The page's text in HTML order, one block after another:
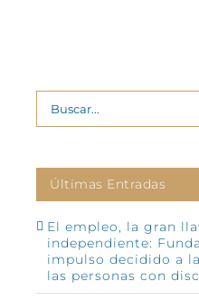
Buscar:
Últimas Entradas
El empleo, la gran
independiente:
impulso decidido a
las personas con